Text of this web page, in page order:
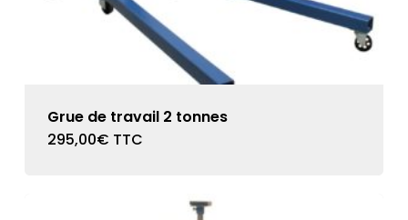
Grue de travail 2 tonnes
295,00€ TTC